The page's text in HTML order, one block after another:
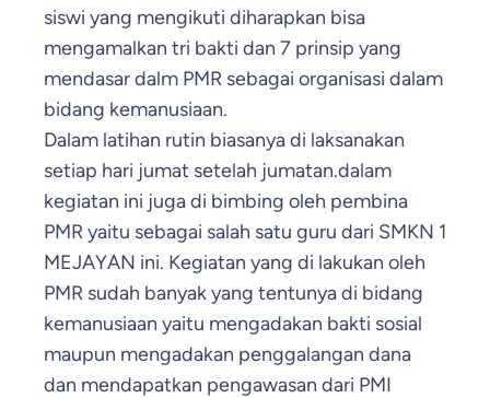
siswi yang mengikuti diharapkan bisa
mengamalkan tri bakti dan 7 prinsip yang
mendasar dalm PMR sebagai organisasi dalam
bidang kemanusiaan.
Dalam latihan rutin biasanya di laksanakan
setiap hari jumat setelah jumatan.dalam
kegiatan ini juga di bimbing oleh pembina
PMR yaitu sebagai salah satu guru dari SMKN 1
MEJAYAN ini. Kegiatan yang di lakukan oleh
PMR sudah banyak yang tentunya di bidang
kemanusiaan yaitu mengadakan bakti sosial
maupun mengadakan penggalangan dana
dan mendapatkan pengawasan dari PMI